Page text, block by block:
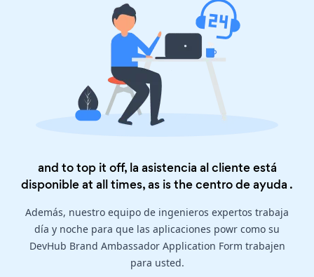
and to top it off, la asistencia al cliente está
disponible at all times, as is thecentro de ayuda .
Además, nuestro equipo de ingenieros expertos trabaja
día y noche para que las aplicaciones powr como su
DevHub Brand Ambassador Application Form trabajen
para usted.